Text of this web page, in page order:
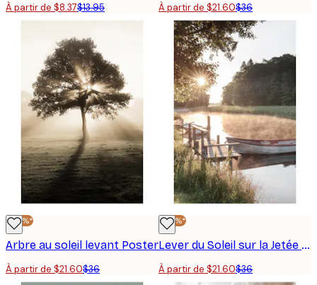
À partir de $8.37$13.95 À partir de $21.60$36
-40%*
Arbre au soleil levant Poster
À partir de $21.60$36
-40%*
Lever du Soleil sur la Jetée Poster
À partir de $21.60$36